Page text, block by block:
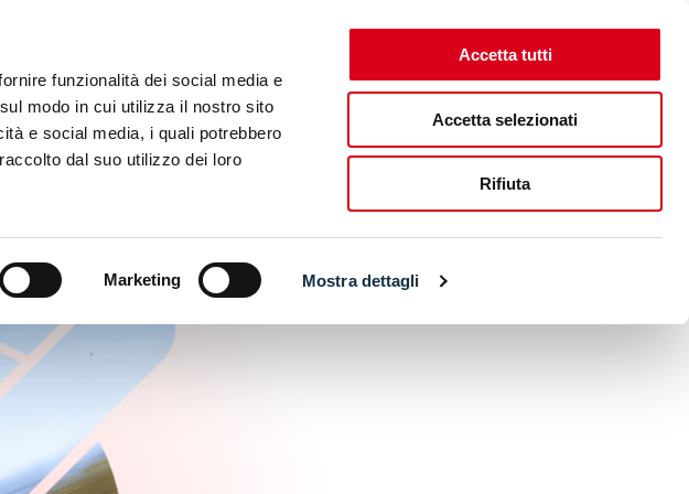
funzionalità dei social media e
modo in cui utilizza il nostro sito
e social media, i quali potrebbero
dal suo utilizzo dei loro
Marketing Mostra dettagli
Accetta tutti
Accetta selezionati
Rifiuta
ITA TICKET SHOP
NEWS EICMA RIDING FEST